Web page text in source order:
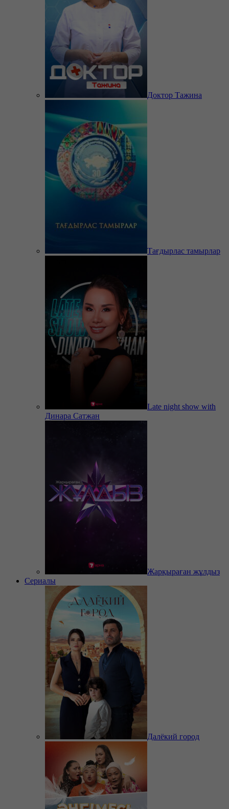
Доктор Тажина
Тағдырлас тамырлар
Late night show with
Динара Сатжан
Жарқыраған жұлдыз
Сериалы
Далёкий город